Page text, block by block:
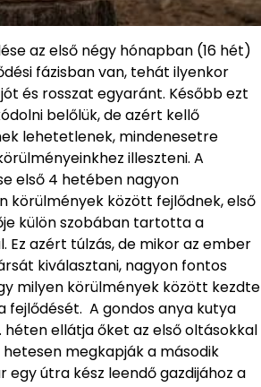
az első négy hónapban (16 hét)
fázisban van, tehát ilyenkor
és rosszat egyaránt. Később ezt
belőlük, de azért kellő
lehetetlenek, mindenesetre
illeszteni. A
első 4 hetében nagyon
körülmények között fejlődnek, első
külön szobában tartotta a
Ez azért túlzás, de mikor az ember
kiválasztani, nagyon fontos
milyen körülmények között kezdte
fejlődését. A gondos anya kutya
ellátja őket az első oltásokkal
megkapják a második
egy útra kész leendő gazdijához a